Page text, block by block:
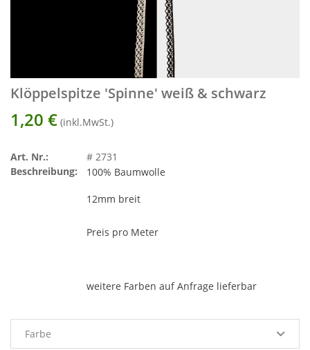
Klöppelspitze 'Spinne' weiß & schwarz
1,20 € (inkl.MwSt.)
Art. Nr.:
# 2731
Beschreibung:
100% Baumwolle
12mm breit
Preis pro Meter
weitere Farben auf Anfrage lieferbar